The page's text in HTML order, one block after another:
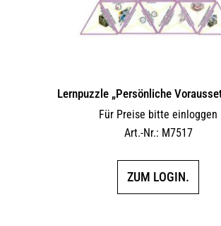
Lernpuzzle „Persönliche
Für Preise bitte einloggen
Art.-Nr.: M7517
ZUM LOGIN.